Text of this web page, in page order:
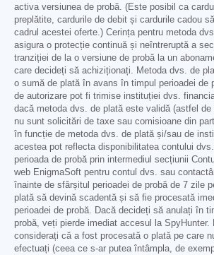
activa versiunea de probă. (Este posibil ca
preplătite, cardurile de debit și cardurile cadou
cadrul acestei oferte.) Cerința pentru metoda
asigura o protecție continuă și neîntreruptă a
tranziției de la o versiune de probă la un
care decideți să achiziționați. Metoda dvs. de
o sumă de plată în avans în timpul perioadei de
de autorizare pot fi trimise instituției dvs.
dacă metoda dvs. de plată este validă (astfel
nu sunt solicitări de taxe sau comisioane din
în funcție de metoda dvs. de plată și/sau de
acestea pot reflecta disponibilitatea contului
perioada de probă prin intermediul secțiunii
web EnigmaSoft pentru contul dvs. sau
înainte de sfârșitul perioadei de probă de 7 zile
plată să devină scadentă și să fie procesată
perioadei de probă. Dacă decideți să anulați în
probă, veți pierde imediat accesul la SpyHunter.
considerați că a fost procesată o plată pe care
efectuați (ceea ce s-ar putea întâmpla, de